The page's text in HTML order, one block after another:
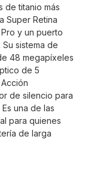
de titanio más
Super Retina
y un puerto
sistema de
48 megapíxeles
de 5
de silencio para
una de las
para quienes
de larga